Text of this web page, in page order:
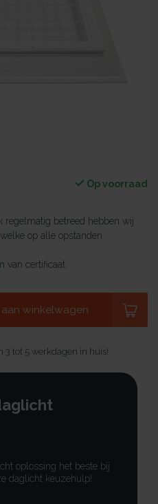
Op voorraad
regelmatig betreed hebben wij
op alle opstanden
van certificaat.
winkelwagen
3 tot 5 werkdagen in huis!
oplossing het beste bij
daglicht keuzehulp!